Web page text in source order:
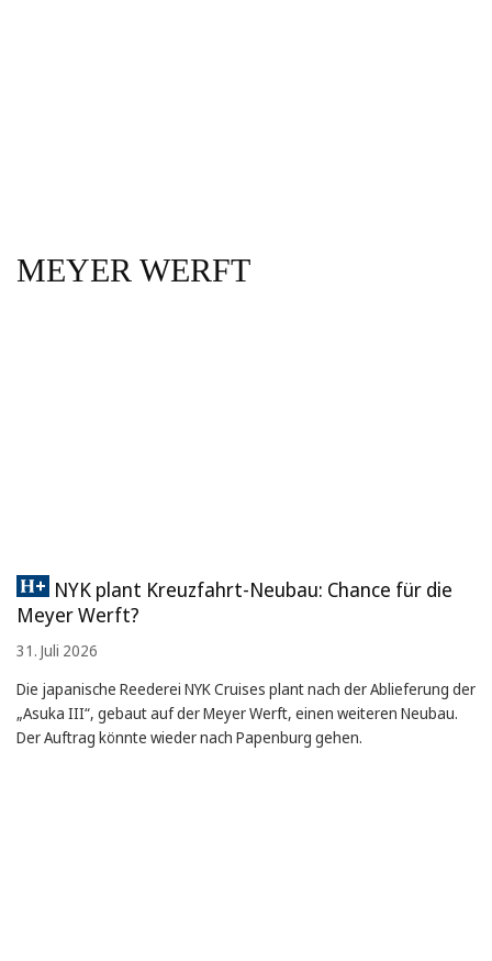
MEYER WERFT
NYK plant Kreuzfahrt-Neubau: Chance für die
Meyer Werft?
31. Juli 2026
Die japanische Reederei NYK Cruises plant nach der Ablieferung der
„Asuka III“, gebaut auf der Meyer Werft, einen weiteren Neubau.
Der Auftrag könnte wieder nach Papenburg gehen.